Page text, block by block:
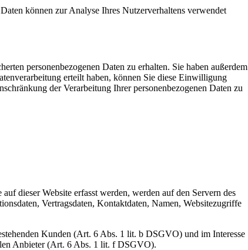
können zur Analyse Ihres Nutzerverhaltens verwendet
personenbezogenen Daten zu erhalten. Sie haben außerdem
erteilt haben, können Sie diese Einwilligung
der Verarbeitung Ihrer personenbezogenen Daten zu
dieser Website erfasst werden, werden auf den Servern des
Vertragsdaten, Kontaktdaten, Namen, Websitezugriffe
Kunden (Art. 6 Abs. 1 lit. b DSGVO) und im Interesse
Anbieter (Art. 6 Abs. 1 lit. f DSGVO).